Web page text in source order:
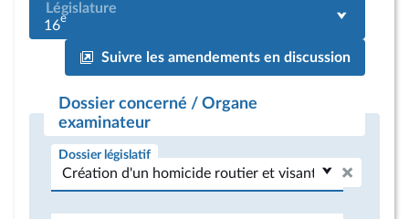
Législature
16e
Suivre les amendements en discussion
Dossier concerné / Organe
examinateur
Dossier législatif